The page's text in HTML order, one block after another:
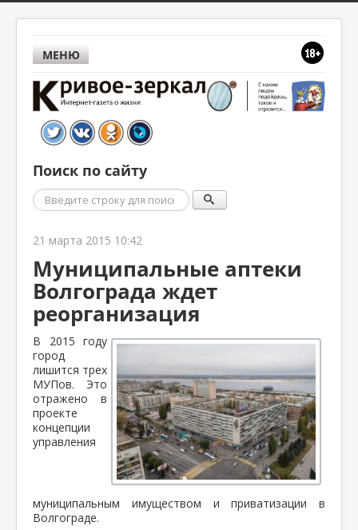
МЕНЮ
Поиск по сайту
Поиск
21 марта 2015 10:42
Муниципальные аптеки
Волгограда ждет
реорганизация
В 2015 году
город
лишится трех
МУПов. Это
отражено в
проекте
концепции
управления
муниципальным имуществом и приватизации в
Волгограде.